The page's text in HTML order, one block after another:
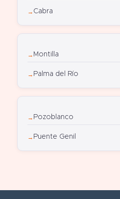
Cabra
Montilla
Palma del Río
Pozoblanco
Puente Genil